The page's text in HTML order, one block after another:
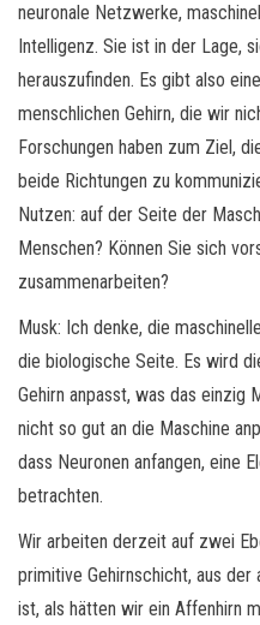
neuronale Netzwerke,
Intelligenz. Sie ist in der Lage,
herauszufinden. Es gibt also
menschlichen Gehirn, die wir
Forschungen haben zum Ziel,
beide Richtungen zu
Nutzen: auf der Seite der
Menschen? Können Sie sich
zusammenarbeiten?
Musk: Ich denke, die
die biologische Seite. Es wird
Gehirn anpasst, was das einzig
nicht so gut an die Maschine
dass Neuronen anfangen, eine
betrachten.
Wir arbeiten derzeit auf zwei
primitive Gehirnschicht, aus der
ist, als hätten wir ein Affenhirn